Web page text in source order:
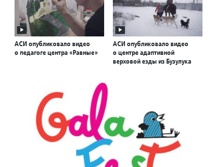
АСИ опубликовало видео
о педагоге центра «Равные»
АСИ опубликовало видео
о центре адаптивной
верховой езды из Бузулука